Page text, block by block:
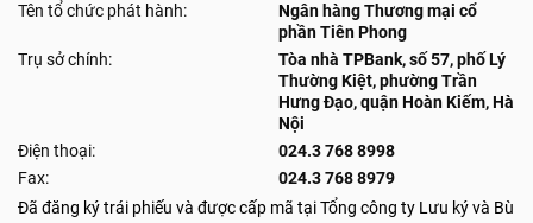
Tên tổ chức phát hành:
Ngân hàng Thương mại cổ
phần Tiên Phong
Trụ sở chính:
Tòa nhà TPBank, số 57, phố Lý
Thường Kiệt, phường Trần
Hưng Đạo, quận Hoàn Kiếm, Hà
Nội
Điện thoại:
024.3 768 8998
Fax:
024.3 768 8979
Đã đăng ký trái phiếu và được cấp mã tại Tổng công ty Lưu ký và Bù